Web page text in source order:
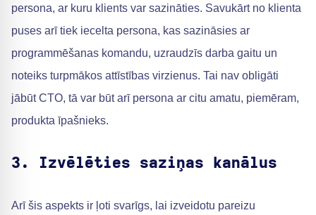
persona, ar kuru klients var sazināties. Savukārt no klienta
puses arī tiek iecelta persona, kas sazināsies ar
programmēšanas komandu, uzraudzīs darba gaitu un
noteiks turpmākos attīstības virzienus. Tai nav obligāti
jābūt CTO, tā var būt arī persona ar citu amatu, piemēram,
produkta īpašnieks.
3. Izvēlēties saziņas kanālus
Arī šis aspekts ir ļoti svarīgs, lai izveidotu pareizu